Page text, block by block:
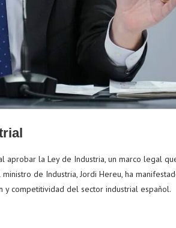
aprobar la Ley de Industria, un marco legal
de Industria, Jordi Hereu, ha
competitividad del sector industrial español.